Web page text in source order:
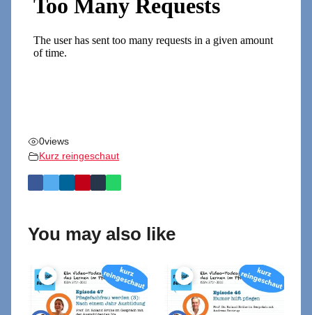
0views
Kurz reingeschaut
You may also like